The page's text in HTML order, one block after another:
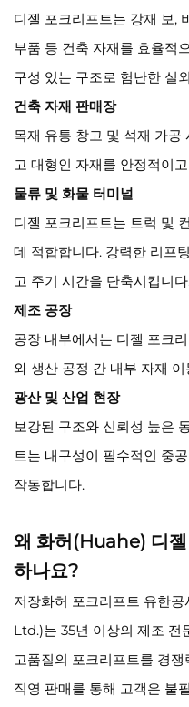
디젤 포크리프트는 강재 보,
부품 등 건축 자재를 효율적
구성 있는 구조로 험난한 실
건축 자재 판매장
목재 유통 창고 및 석재 가공
고 대형인 자재를 안정적이
물류 및 화물 터미널
디젤 포크리프트는 트럭 및
데 적합합니다. 강력한 리프
고 주기 시간을 단축시킵니다.
제조 공장
공장 내부에서는 디젤 포크
와 생산 공정 간 내부 자재
광산 및 산업 현장
보강된 구조와 신뢰성 높은
트는 내구성이 필수적인 중
작동합니다.
왜 화허(Huahe) 디
하나요?
저장화허 포크리프트 유한
Ltd.)는 35년 이상의 제조 전
고품질의 포크리프트를 경
직영 판매를 통해 고객은 불